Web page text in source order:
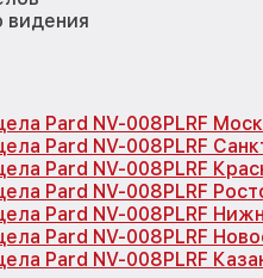
видения
Pard NV-008PLRF
Pard NV-008PLRF
Pard NV-008PLRF
Pard NV-008PLRF
Pard NV-008PLRF
Pard NV-008PLRF
Pard NV-008PLRF